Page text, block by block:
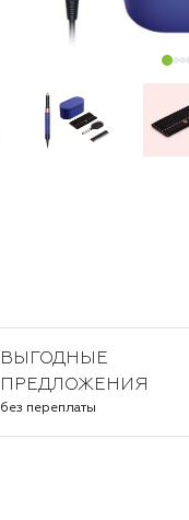
ВЫГОДНЫЕ
ПРЕДЛОЖЕНИЯ
без переплаты